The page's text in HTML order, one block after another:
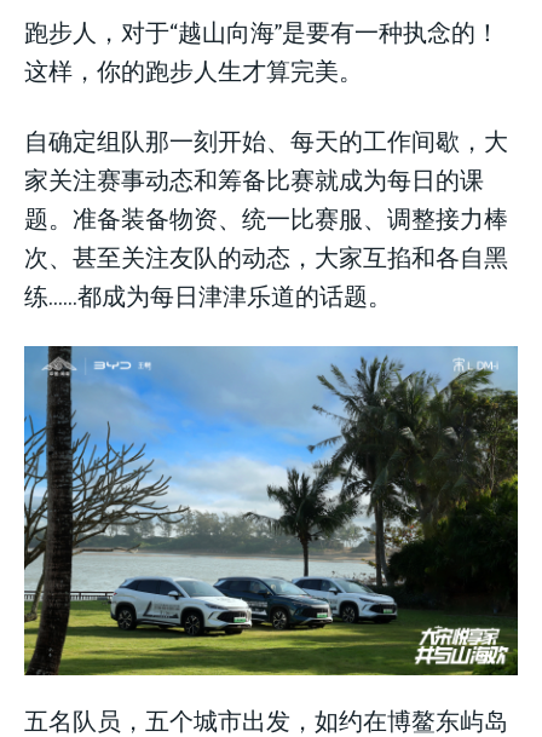
跑步人，对于“越山向海”是要有一种执念的！
这样，你的跑步人生才算完美。
自确定组队那一刻开始、每天的工作间歇，大
家关注赛事动态和筹备比赛就成为每日的课
题。准备装备物资、统一比赛服、调整接力棒
次、甚至关注友队的动态，大家互掐和各自黑
练……都成为每日津津乐道的话题。
五名队员，五个城市出发，如约在博鳌东屿岛